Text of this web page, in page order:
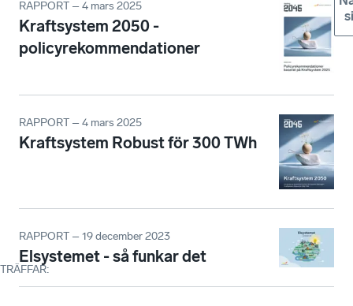
TRÄFFAR:
RAPPORT – 4 mars 2025
Kraftsystem 2050 -
policyrekommendationer
RAPPORT – 4 mars 2025
Kraftsystem Robust för 300 TWh
RAPPORT – 19 december 2023
Elsystemet - så funkar det